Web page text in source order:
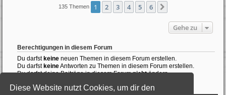
Diese Website nutzt Cookies, um dir den
135 Themen 1 2 3 4 5 6
Gehe zu
Berechtigungen in diesem Forum
Du darfst keine neuen Themen in diesem Forum erstellen.
Du darfst keineAntworten zu Themen in diesem Forum erstellen.
Du darfst deine Beiträge in diesem Forumnichtändern.